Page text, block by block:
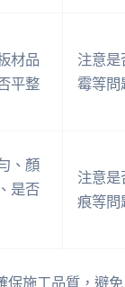
材品
平整
注意是
霉等問
、顏
是否
注意是
痕等問
保施工品質，避